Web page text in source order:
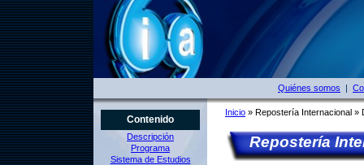
Quiénes somos |
Contenido
Descripción
Programa
Sistema de Estudios
Inicio » Repostería Internacional »
Repostería